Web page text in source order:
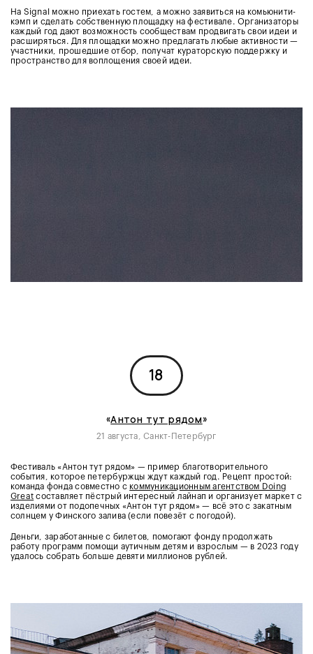
На Signal можно приехать гостем, а можно заявиться на комьюнити-
кэмп и сделать собственную площадку на фестивале. Организаторы
каждый год дают возможность сообществам продвигать свои идеи и
расширяться. Для площадки можно предлагать любые активности —
участники, прошедшие отбор, получат кураторскую поддержку и
пространство для воплощения своей идеи.
18
«Антон тут рядом»
21 августа, Санкт-Петербург
Фестиваль «Антон тут рядом» — пример благотворительного
события, которое петербуржцы ждут каждый год. Рецепт простой:
команда фонда совместно с коммуникационным агентством Doing
Great составляет пёстрый интересный лайнап и организует маркет с
изделиями от подопечных «Антон тут рядом» — всё это с закатным
солнцем у Финского залива (если повезёт с погодой).
Деньги, заработанные с билетов, помогают фонду продолжать
работу программ помощи аутичным детям и взрослым — в 2023 году
удалось собрать больше девяти миллионов рублей.